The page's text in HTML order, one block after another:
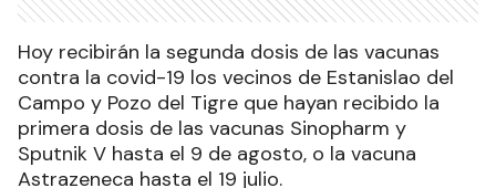
Hoy recibirán la segunda dosis de las vacunas
contra la covid-19 los vecinos de Estanislao del
Campo y Pozo del Tigre que hayan recibido la
primera dosis de las vacunas Sinopharm y
Sputnik V hasta el 9 de agosto, o la vacuna
Astrazeneca hasta el 19 julio.